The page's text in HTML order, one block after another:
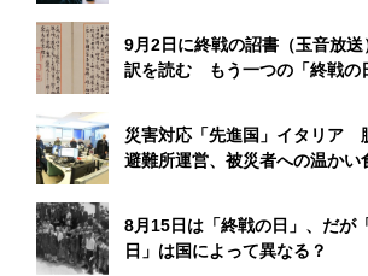
9月2日に終戦の詔書（玉音放
訳を読む もう一つの「終戦の
災害対応「先進国」イタリア
避難所運営、被災者への温かい
8月15日は「終戦の日」、だが
日」は国によって異なる？